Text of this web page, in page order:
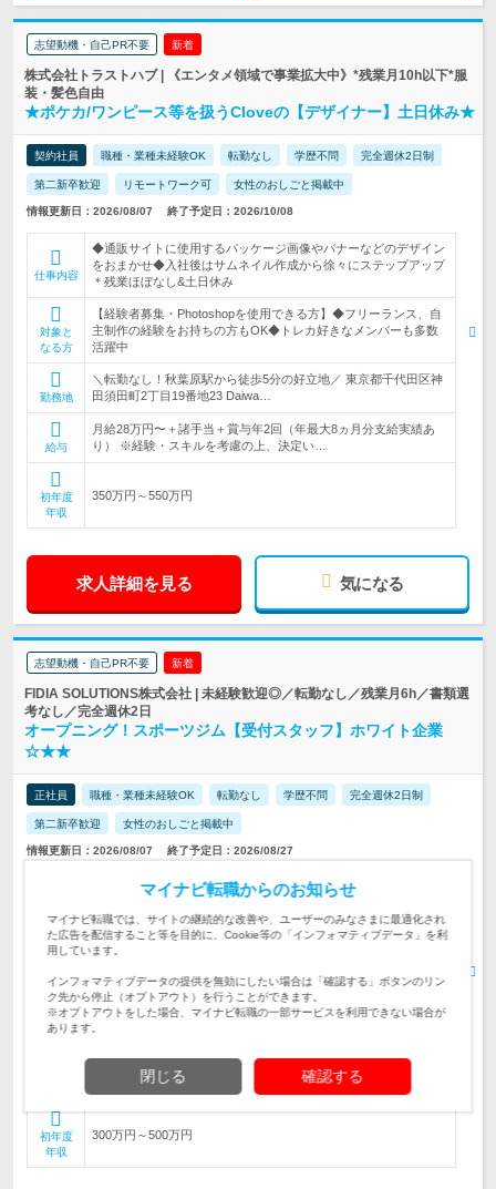
志望動機・自己PR不要 新着
株式会社トラストハブ | 《エンタメ領域で事業拡大中》*残業月10h以下*服
装・髪色自由
★ポケカ/ワンピース等を扱うCloveの【デザイナー】土日休み★
契約社員 職種・業種未経験OK 転勤なし 学歴不問 完全週休2日制
第二新卒歓迎 リモートワーク可 女性のおしごと掲載中
情報更新日：2026/08/07 終了予定日：2026/10/08
仕事内容
◆通販サイトに使用するパッケージ画像やバナーなどのデザイン
をおまかせ◆入社後はサムネイル作成から徐々にステップアップ
＊残業ほぼなし&土日休み
対象と
なる方
【経験者募集・Photoshopを使用できる方】◆フリーランス、自
主制作の経験をお持ちの方もOK◆トレカ好きなメンバーも多数
活躍中
勤務地
＼転勤なし！秋葉原駅から徒歩5分の好立地／ 東京都千代田区神
田須田町2丁目19番地23 Daiwa…
給与
月給28万円〜＋諸手当＋賞与年2回（年最大8ヵ月分支給実績あ
り） ※経験・スキルを考慮の上、決定い…
初年度
年収
350万円～550万円
求人詳細を見る 気になる
志望動機・自己PR不要 新着
FIDIA SOLUTIONS株式会社 | 未経験歓迎◎／転勤なし／残業月6h／書類選
考なし／完全週休2日
オープニング！スポーツジム【受付スタッフ】ホワイト企業
☆★★
正社員 職種・業種未経験OK 転勤なし 学歴不問 完全週休2日制
第二新卒歓迎 女性のおしごと掲載中
情報更新日：2026/08/07 終了予定日：2026/08/27
仕事内容
【オープニング】受付・入会対応や館内案内、簡単な事務作業を
スタート！
なる方
【未経験・第二新卒・フリーター歓迎】異業種から転職してきた
視の選考◎
勤務地
《転居を伴う転勤なし◆関東（東京都、埼玉県、神奈川県、千葉
県）、関西（京都府、大阪府、兵庫県、奈良…
【エリア別給与】 ■関東（東京都、埼玉県、神奈川県、千葉県）
月給215,000円〜300,000…
初年度
年収
300万円～500万円
マイナビ転職からのお知らせ
マイナビ転職では、サイトの継続的な改善や、ユーザーのみなさまに最適化され
た広告を配信すること等を目的に、Cookie等の「インフォマティブデータ」を利
用しています。
インフォマティブデータの提供を無効にしたい場合は「確認する」ボタンのリン
ク先から停止（オプトアウト）を行うことができます。
※オプトアウトをした場合、マイナビ転職の一部サービスを利用できない場合が
あります。
閉じる 確認する